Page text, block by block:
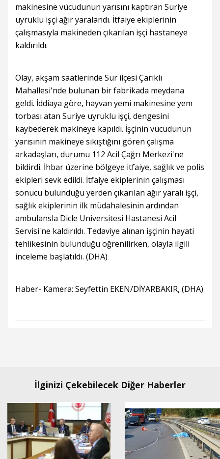
makinesine vücudunun yarısını kaptıran Suriye
uyruklu işçi ağır yaralandı. İtfaiye ekiplerinin
çalışmasıyla makineden çıkarılan işçi hastaneye
kaldırıldı.
Olay, akşam saatlerinde Sur ilçesi Çarıklı
Mahallesi'nde bulunan bir fabrikada meydana
geldi. İddiaya göre, hayvan yemi makinesine yem
torbası atan Suriye uyruklu işçi, dengesini
kaybederek makineye kapıldı. İşçinin vücudunun
yarısının makineye sıkıştığını gören çalışma
arkadaşları, durumu 112 Acil Çağrı Merkezi'ne
bildirdi. İhbar üzerine bölgeye itfaiye, sağlık ve polis
ekipleri sevk edildi. İtfaiye ekiplerinin çalışması
sonucu bulunduğu yerden çıkarılan ağır yaralı işçi,
sağlık ekiplerinin ilk müdahalesinin ardından
ambulansla Dicle Üniversitesi Hastanesi Acil
Servisi'ne kaldırıldı. Tedaviye alınan işçinin hayati
tehlikesinin bulunduğu öğrenilirken, olayla ilgili
inceleme başlatıldı. (DHA)
Haber- Kamera: Seyfettin EKEN/DİYARBAKIR, (DHA)
İlginizi Çekebilecek Diğer Haberler